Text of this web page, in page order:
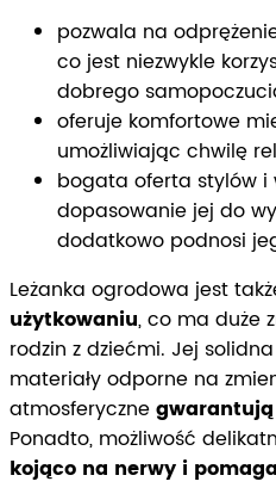
pozwala na
co jest niezwykle
dobrego
oferuje komfortowe
umożliwiając chwilę
bogata oferta stylów i
dopasowanie jej do
dodatkowo podnosi
Leżanka ogrodowa jest
użytkowaniu, co ma duże
rodzin z dziećmi. Jej
materiały odporne na
atmosferyczne
Ponadto, możliwość
kojąco na nerwy i